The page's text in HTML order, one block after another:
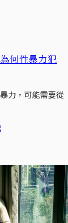
何性暴力犯
力，可能需要從